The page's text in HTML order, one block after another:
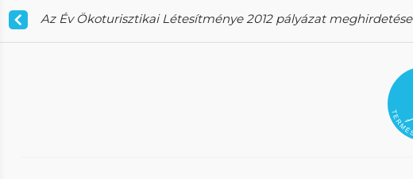
Az Év Ökoturisztikai Létesítménye 2012 pályázat meghirdetése